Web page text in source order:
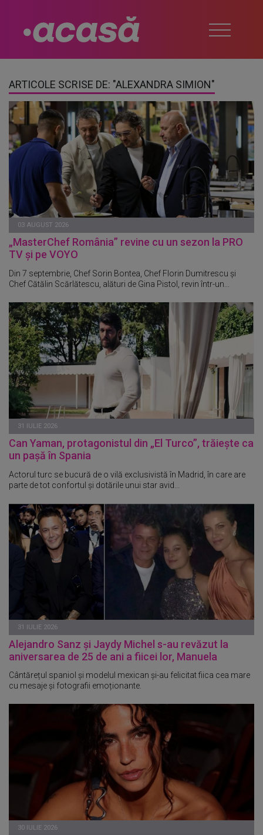
ARTICOLE SCRISE DE: "ALEXANDRA SIMION"
03 AUGUST 2026
„MasterChef România” revine cu un sezon la PRO
TV și pe VOYO
Din 7 septembrie, Chef Sorin Bontea, Chef Florin Dumitrescu și
Chef Cătălin Scărlătescu, alături de Gina Pistol, revin într-un...
31 IULIE 2026
Can Yaman, protagonistul din „El Turco”, trăiește ca
un pașă în Spania
Actorul turc se bucură de o vilă exclusivistă în Madrid, în care are
parte de tot confortul și dotările unui star avid...
31 IULIE 2026
Alejandro Sanz și Jaydy Michel s-au revăzut la
aniversarea de 25 de ani a fiicei lor, Manuela
Cântărețul spaniol și modelul mexican și-au felicitat fiica cea mare
cu mesaje și fotografii emoționante.
30 IULIE 2026